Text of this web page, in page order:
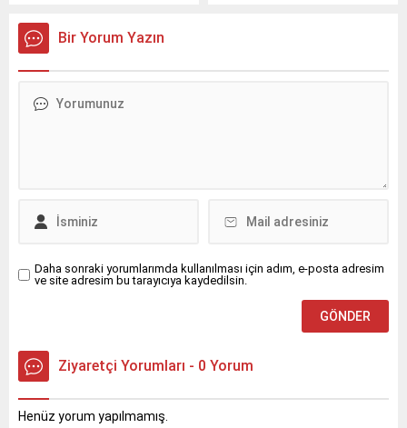
heyecan dolu anlara sahne
oldu.
Bir Yorum Yazın
Daha sonraki yorumlarımda kullanılması için adım, e-posta adresim
ve site adresim bu tarayıcıya kaydedilsin.
Ziyaretçi Yorumları - 0 Yorum
Henüz yorum yapılmamış.